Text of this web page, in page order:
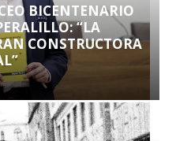
BICENTENARIO
“LA
CONSTRUCTORA